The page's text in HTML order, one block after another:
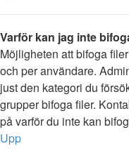
Varför kan jag inte
Möjligheten att bifoga
och per användare.
just den kategori du
grupper bifoga filer.
på varför du inte kan
Upp